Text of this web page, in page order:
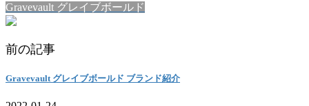
Gravevault グレイブボールド
前の記事
Gravevault グレイブボールド ブランド紹介